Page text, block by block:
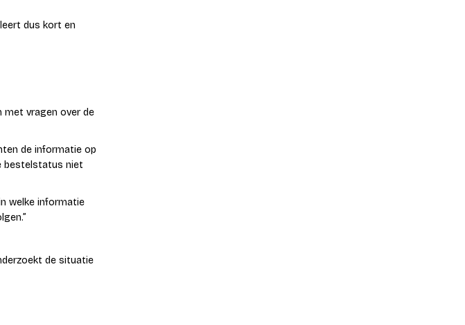
dus kort en
met vragen over de
de informatie op
bestelstatus niet
welke informatie
de situatie